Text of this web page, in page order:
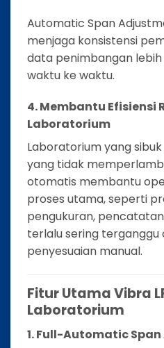
Automatic Span
menjaga konsistensi
data penimbangan
waktu ke waktu.
4. Membantu Efisiensi
Laboratorium
Laboratorium yang
yang tidak
otomatis membantu
proses utama, seperti
pengukuran,
terlalu sering terganggu
penyesuaian manual.
Fitur Utama Vibra
Laboratorium
1. Full-Automatic